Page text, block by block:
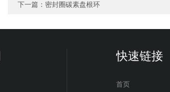
下一篇： 密封圈碳素盘根环
快速链接
首页